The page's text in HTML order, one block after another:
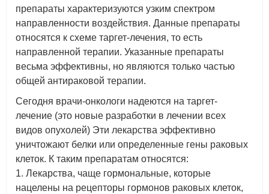
препараты характеризуются узким спектром
направленности воздействия. Данные препараты
относятся к схеме таргет-лечения, то есть
направленной терапии. Указанные препараты
весьма эффективны, но являются только частью
общей антираковой терапии.
Сегодня врачи-онкологи надеются на таргет-
лечение (это новые разработки в лечении всех
видов опухолей) Эти лекарства эффективно
уничтожают белки или определенные гены раковых
клеток. К таким препаратам относятся:
1. Лекарства, чаще гормональные, которые
нацелены на рецепторы гормонов раковых клеток,